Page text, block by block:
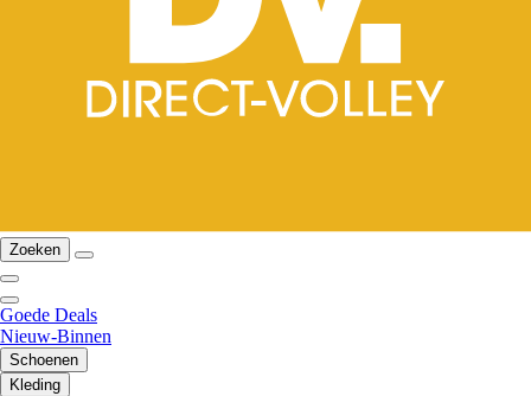
Zoeken
Goede Deals
Nieuw-Binnen
Schoenen
Kleding